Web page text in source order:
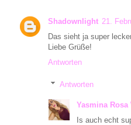
Shadownlight 21.
Das sieht ja super
Liebe Grüße!
Antworten
Antworten
Yasmina Rosa
Is auch echt